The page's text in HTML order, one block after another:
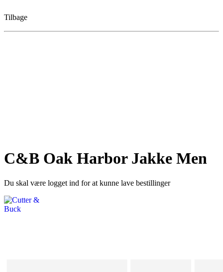
Tilbage
C&B Oak Harbor Jakke Men
Du skal være logget ind for at kunne lave bestillinger